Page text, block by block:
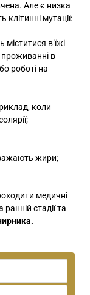
Але є низка
мутації:
міститися в їжі
в
роботі на
коли
жири;
медичні
стадії та